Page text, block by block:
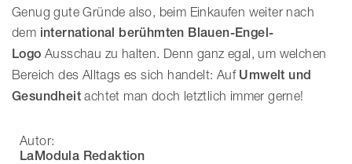
Genug gute Gründe also, beim Einkaufen weiter nach
dem international berühmten Blauen-Engel-
Logo Ausschau zu halten. Denn ganz egal, um welchen
Bereich des Alltags es sich handelt: Auf Umwelt und
Gesundheit achtet man doch letztlich immer gerne!
Autor:
LaModula Redaktion